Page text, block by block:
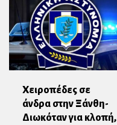
Χειροπέδες σε
άνδρα στην Ξάνθη-
Διωκόταν για κλοπή,